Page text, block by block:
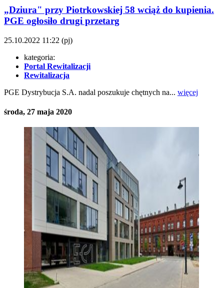
„Dziura" przy Piotrkowskiej 58 wciąż do kupienia.
PGE ogłosiło drugi przetarg
25.10.2022 11:22 (pj)
kategoria:
Portal Rewitalizacji
Rewitalizacja
PGE Dystrybucja S.A. nadal poszukuje chętnych na... więcej
środa, 27 maja 2020